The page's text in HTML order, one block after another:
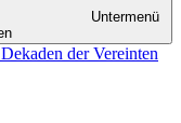
Untermenü
der Vereinten